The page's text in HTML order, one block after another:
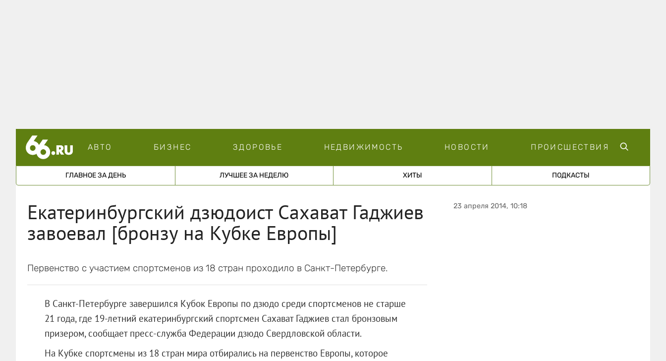
АВТО БИЗНЕС ЗДОРОВЬЕ НЕДВИЖИМОСТЬ НОВОСТИ ПРОИСШЕСТВИЯ
ГЛАВНОЕ ЗА ДЕНЬ ЛУЧШЕЕ ЗА НЕДЕЛЮ ХИТЫ ПОДКАСТЫ
Екатеринбургский дзюдоист Сахават Гаджиев
завоевал [бронзу на Кубке Европы]
Первенство с участием спортсменов из 18 стран проходило в Санкт-Петербурге.
В Санкт-Петербурге завершился Кубок Европы по дзюдо среди спортсменов не старше
21 года, где 19-летний екатеринбургский спортсмен Сахават Гаджиев стал бронзовым
призером, сообщает пресс-служба Федерации дзюдо Свердловской области.
На Кубке спортсмены из 18 стран мира отбирались на первенство Европы, которое
23 апреля 2014, 10:18